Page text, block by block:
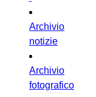
Archivio
notizie
Archivio
fotografico